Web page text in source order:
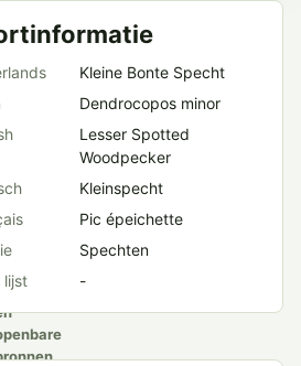
Kleine Bonte Specht
Dendrocopos minor
Lesser Spotted
Woodpecker
Kleinspecht
Pic épeichette
Spechten
lijst
-